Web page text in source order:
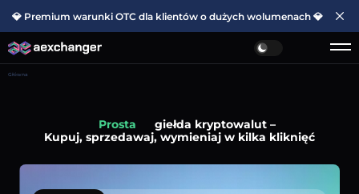
💎 Premium warunki OTC dla klientów o dużych wolumenach 💎
Główna
Prosta
giełda kryptowalut –
Kupuj, sprzedawaj, wymieniaj w kilka kliknięć